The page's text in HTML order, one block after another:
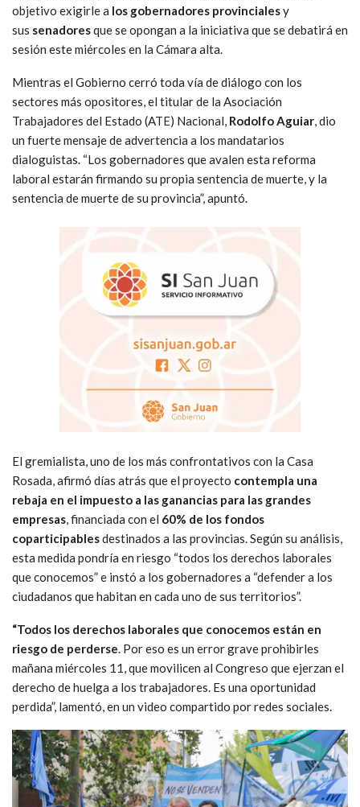
objetivo exigirle a los gobernadores provincialesy
sus senadoresque se opongan a la iniciativa que se debatirá en
sesión este miércoles en la Cámara alta.
Mientras el Gobierno cerró toda vía de diálogo con los
sectores más opositores, el titular de la Asociación
Trabajadores del Estado (ATE) Nacional, Rodolfo Aguiar, dio
un fuerte mensaje de advertencia a los mandatarios
dialoguistas. “Los gobernadores que avalen esta reforma
laboral estarán firmando su propia sentencia de muerte, y la
sentencia de muerte de su provincia”, apuntó.
El gremialista, uno de los más confrontativos con la Casa
Rosada, afirmó días atrás que el proyecto contempla una
rebaja en el impuesto a las ganancias para las grandes
empresas, financiada con el 60% de los fondos
coparticipablesdestinados a las provincias. Según su análisis,
esta medida pondría en riesgo “todos los derechos laborales
que conocemos” e instó a los gobernadores a “defender a los
ciudadanos que habitan en cada uno de sus territorios”.
“Todos los derechos laborales que conocemos están en
riesgo de perderse. Por eso es un error grave prohibirles
mañana miércoles 11, que movilicen al Congreso que ejerzan el
derecho de huelga a los trabajadores. Es una oportunidad
perdida”, lamentó, en un video compartido por redes sociales.